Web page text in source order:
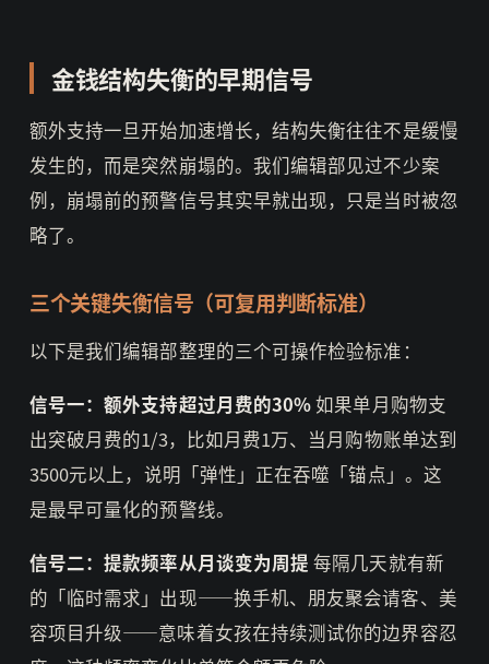
金钱结构失衡的早期信号
额外支持一旦开始加速增长，结构失衡往往不是缓慢
发生的，而是突然崩塌的。我们编辑部见过不少案
例，崩塌前的预警信号其实早就出现，只是当时被忽
略了。
三个关键失衡信号（可复用判断标准）
以下是我们编辑部整理的三个可操作检验标准：
信号一：额外支持超过月费的30%如果单月购物支
出突破月费的1/3，比如月费1万、当月购物账单达到
3500元以上，说明「弹性」正在吞噬「锚点」。这
是最早可量化的预警线。
信号二：提款频率从月谈变为周提 每隔几天就有新
的「临时需求」出现——换手机、朋友聚会请客、美
容项目升级——意味着女孩在持续测试你的边界容忍